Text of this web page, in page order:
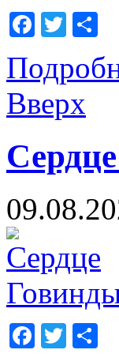
Facebook
Вверх
Facebook